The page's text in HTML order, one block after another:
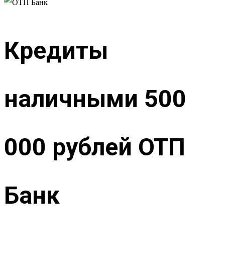
Кредиты
наличными 500
000 рублей ОТП
Банк